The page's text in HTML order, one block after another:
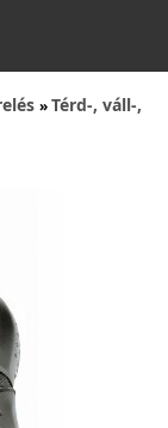
»Térd-, váll-,